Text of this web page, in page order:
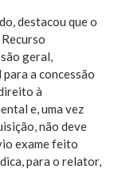
destacou que o
geral,
a concessão
à
e, uma vez
não deve
exame feito
para o relator,